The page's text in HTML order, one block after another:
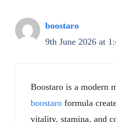
boostaro
9th June 2026 at
Boostaro is a modern
boostaro formula
vitality, stamina, and